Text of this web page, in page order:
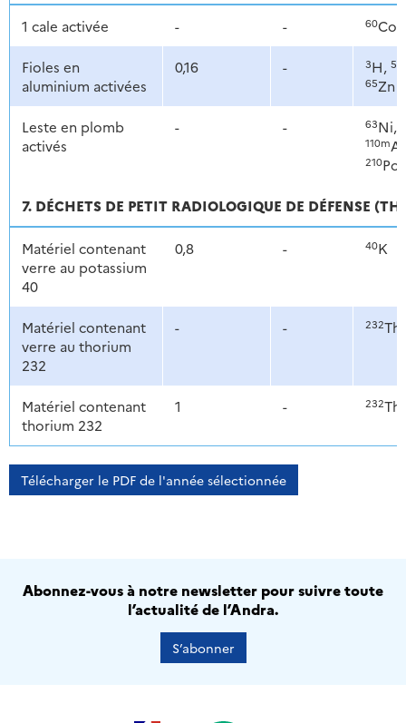
1 cale activée - - 60Co,
Fioles en
aluminium activées
0,16 - 3H, 54
65Zn
Leste en plomb
activés
- - 63Ni,
110m
210Po
7. DÉCHETS DE PETIT RADIOLOGIQUE DE DÉFENSE
Matériel contenant
verre au potassium
40
0,8 - 40K
Matériel contenant
verre au thorium
232
- - 232Th
Matériel contenant
thorium 232
1 - 232Th
Télécharger le PDF de l'année sélectionnée
Abonnez-vous à notre newsletter pour suivre toute
l’actualité de l’Andra.
S’abonner